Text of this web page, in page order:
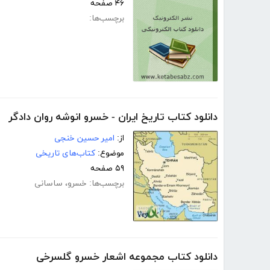
۴۶ صفحه
برچسب‌ها:
دانلود کتاب تاریخ ایران - خسرو انوشه روان دادگر
از: امیر حسین خنجی
موضوع: کتاب‌های تاریخی
۵۹ صفحه
برچسب‌ها: خسرو، ساسانی
دانلود کتاب مجموعه اشعار خسرو گلسرخی